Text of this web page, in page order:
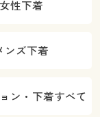
女性下着
ンズ下着
ン・下着すべて